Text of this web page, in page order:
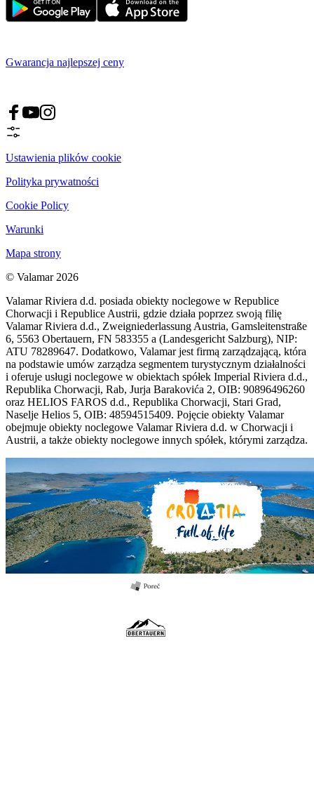
Gwarancja najlepszej ceny
Ustawienia plików cookie
Polityka prywatności
Cookie Policy
Warunki
Mapa strony
© Valamar 2026
Valamar Riviera d.d. posiada obiekty noclegowe w Republice
Chorwacji i Republice Austrii, gdzie działa poprzez swoją filię
Valamar Riviera d.d., Zweigniederlassung Austria, Gamsleitenstraße
6, 5563 Obertauern, FN 583355 a (Landesgericht Salzburg), NIP:
ATU 78289647. Dodatkowo, Valamar jest firmą zarządzającą, która
na podstawie umów zarządza segmentem turystycznym działalności
i oferuje usługi noclegowe w obiektach spółek Imperial Riviera d.d.,
Republika Chorwacji, Rab, Jurja Barakovića 2, OIB: 90896496260
oraz HELIOS FAROS d.d., Republika Chorwacji, Stari Grad,
Naselje Helios 5, OIB: 48594515409. Pojęcie obiekty Valamar
obejmuje obiekty noclegowe Valamar Riviera d.d. w Chorwacji i
Austrii, a także obiekty noclegowe innych spółek, którymi zarządza.